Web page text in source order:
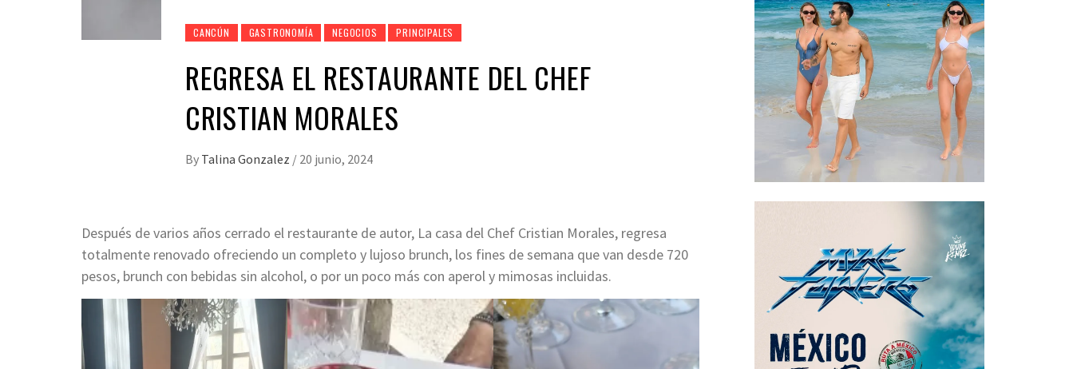
CANCÚN GASTRONOMÍA NEGOCIOS PRINCIPALES
REGRESA EL RESTAURANTE DEL CHEF
CRISTIAN MORALES
By Talina Gonzalez / 20 junio, 2024
Después de varios años cerrado el restaurante de autor, La casa del Chef Cristian Morales, regresa
totalmente renovado ofreciendo un completo y lujoso brunch, los fines de semana que van desde 720
pesos, brunch con bebidas sin alcohol, o por un poco más con aperol y mimosas incluidas.